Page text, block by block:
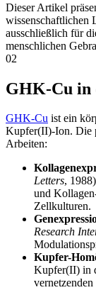
Dieser Artikel
wissenschaftlichen
ausschließlich für
menschlichen
02
GHK-Cu in
GHK-Cu ist ein
Kupfer(II)-Ion. Die
Arbeiten:
Letters,
und
Zellkulturen.
Research
Kupfer-
Kupfer(II) in